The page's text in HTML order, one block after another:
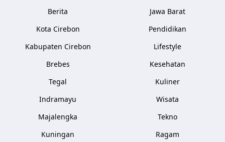
Berita
Kota Cirebon
Kabupaten Cirebon
Brebes
Tegal
Indramayu
Majalengka
Kuningan
Jawa Barat
Pendidikan
Lifestyle
Kesehatan
Kuliner
Wisata
Tekno
Ragam